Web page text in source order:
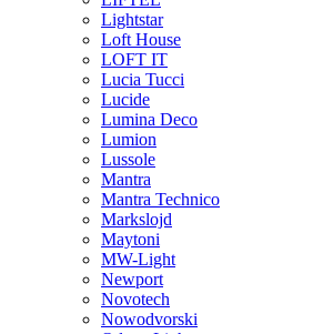
Lightstar
Loft House
LOFT IT
Lucia Tucci
Lucide
Lumina Deco
Lumion
Lussole
Mantra
Mantra Technico
Markslojd
Maytoni
MW-Light
Newport
Novotech
Nowodvorski